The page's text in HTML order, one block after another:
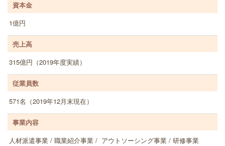
資本金
1億円
売上高
315億円（2019年度実績）
従業員数
571名（2019年12月末現在）
事業内容
人材派遣事業 / 職業紹介事業 / アウトソーシング事業 / 研修事業